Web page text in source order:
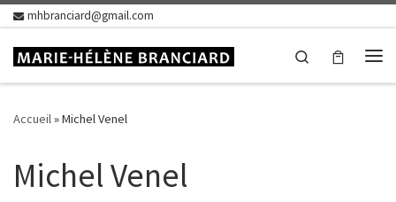
Skip to content
mhbranciard@gmail.com
Search
Accueil»Michel Venel
Michel Venel